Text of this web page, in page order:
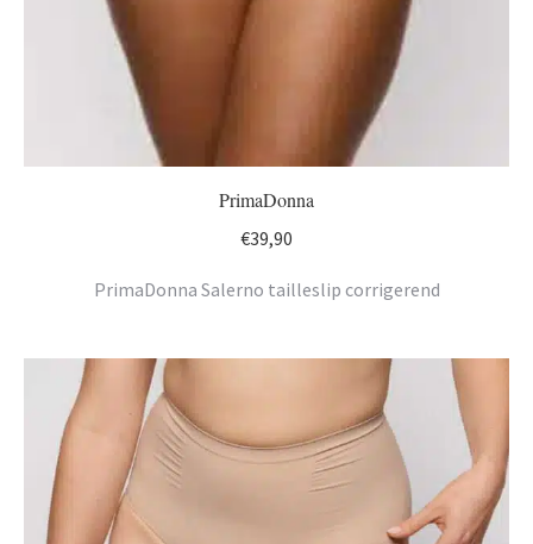
PrimaDonna
€39,90
PrimaDonna Salerno tailleslip corrigerend